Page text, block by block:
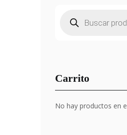
productos
Carrito
No hay productos en